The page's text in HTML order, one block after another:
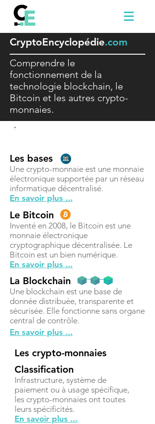
CryptoEncyclopédie.com
Comprendre le
fonctionnement de la
technologie blockchain, le
Bitcoin et les autres crypto-
monnaies.
Les bases
Une crypto-monnaie est une monnaie
électronique supportée par un réseau
informatique décentralisé.
En savoir plus ...
Le Bitcoin
Inventé en 2008, le Bitcoin est une
monnaie électronique
cryptographique décentralisée. Le
Bitcoin est un bien numérique.
En savoir plus ...
La Blockchain
Une blockchain est une base de
donnée distribuée, transparente et
sécurisée. Elle fonctionne sans organe
central de contrôle.
En savoir plus ...
Les crypto-monnaies
Classification
Infrastructure, système de
paiement ou à usage spécifique,
les crypto-monnaies ont toutes
leurs spécificités.
En savoir plus ...